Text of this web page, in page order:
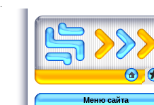
Меню сайта